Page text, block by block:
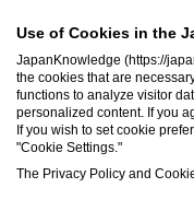
免責事項
運営会社
アクセシビリティ対応
クッキーポリシー
Cookie設定
Use of Cookies in the
JapanKnowledge (https://
the cookies that are
functions to analyze visitor
personalized content. If you
If you wish to set cookie
"Cookie Settings."
The Privacy Policy and